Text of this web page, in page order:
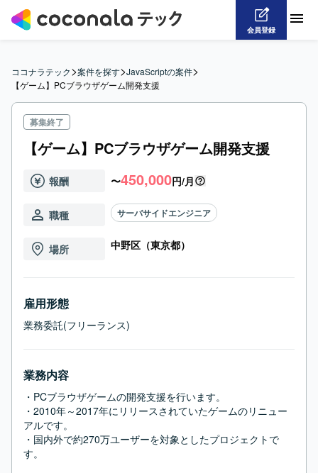
会員登録
ココナラテック>案件を探す>JavaScriptの案件>
【ゲーム】PCブラウザゲーム開発支援
募集終了
【ゲーム】PCブラウザゲーム開発支援
報酬 〜450,000円/月
職種 サーバサイドエンジニア
場所 中野区（東京都）
雇用形態
業務委託(フリーランス)
業務内容
・PCブラウザゲームの開発支援を行います。
・2010年～2017年にリリースされていたゲームのリニュー
アルです。
・国内外で約270万ユーザーを対象としたプロジェクトで
す。